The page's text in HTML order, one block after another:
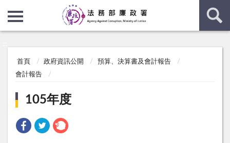
首頁 政府資訊公開
預算、決算書及會計報告
會計報告
105年度